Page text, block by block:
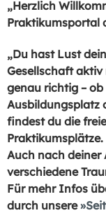
„Herzlich
Praktikumsportal
„Du hast Lust
Gesellschaft
genau richtig –
Ausbildungsplatz
findest du die
Praktikumsplätze.
Auch nach deiner
verschiedene
Für mehr Infos
durch unsere